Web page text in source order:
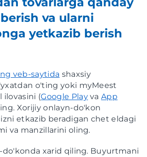
va ularni
yetkazib berish
veb-saytida shaxsiy
o'ting yoki myMeest
ilovasini (Google PlayvaApp
Xorijiy onlayn-do'kon
etkazib beradigan chet eldagi
va manzillarini oling.
do'konda xarid qiling. Buyurtmani